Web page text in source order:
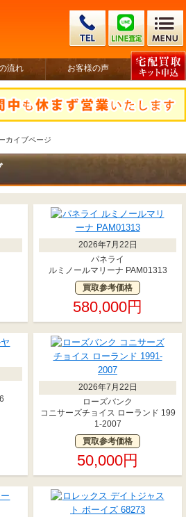
流れ お客様の声
カイブページ
2026年7月22日
パネライ
ルミノールマリーナ PAM01313
買取参考価格
580,000円
2026年7月22日
ローズバンク
コニサーズチョイス ローランド 199
1-2007
買取参考価格
50,000円